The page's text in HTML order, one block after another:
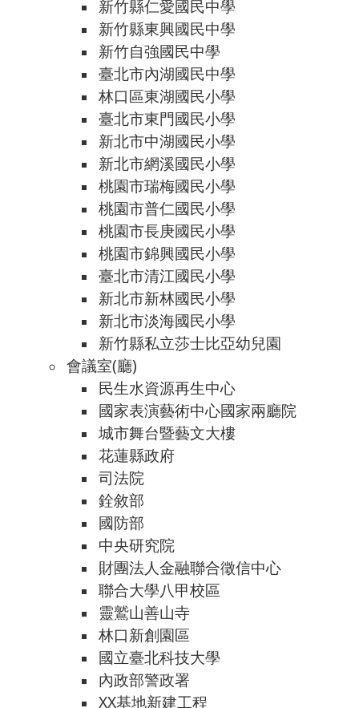
新竹縣仁愛國民中學
新竹縣東興國民中學
新竹自強國民中學
臺北市內湖國民中學
林口區東湖國民小學
臺北市東門國民小學
新北市中湖國民小學
新北市網溪國民小學
桃園市瑞梅國民小學
桃園市普仁國民小學
桃園市長庚國民小學
桃園市錦興國民小學
臺北市清江國民小學
新北市新林國民小學
新北市淡海國民小學
新竹縣私立莎士比亞幼兒園
會議室(廳)
民生水資源再生中心
國家表演藝術中心國家兩廳院
城市舞台暨藝文大樓
花蓮縣政府
司法院
銓敘部
國防部
中央研究院
財團法人金融聯合徵信中心
聯合大學八甲校區
靈鷲山善山寺
林口新創園區
國立臺北科技大學
內政部警政署
XX基地新建工程